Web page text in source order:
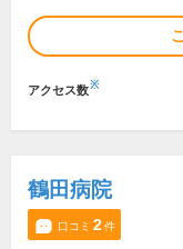
アクセス数※
鶴田病院
口コミ 2件